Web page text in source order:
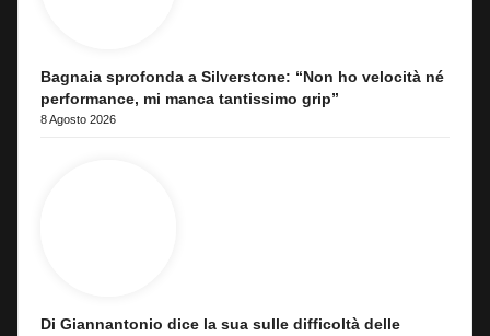
Bagnaia sprofonda a Silverstone: “Non ho velocità né
performance, mi manca tantissimo grip”
8 Agosto 2026
Di Giannantonio dice la sua sulle difficoltà delle